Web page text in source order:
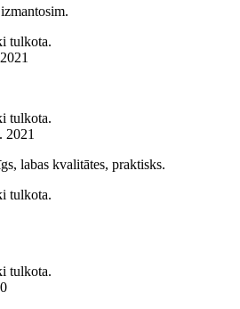
tulkota.
tulkota.
2021
labas kvalitātes, praktisks.
tulkota.
tulkota.